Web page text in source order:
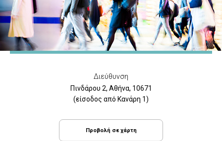
Διεύθυνση
Πινδάρου 2, Αθήνα, 10671
(είσοδος από Κανάρη 1)
Προβολή σε χάρτη